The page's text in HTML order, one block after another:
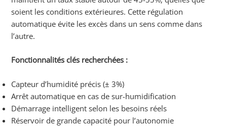
soient les conditions extérieures. Cette régulation
automatique évite les excès dans un sens comme dans
l’autre.
Fonctionnalités clés recherchées :
Capteur d’humidité précis (± 3%)
Arrêt automatique en cas de sur-humidification
Démarrage intelligent selon les besoins réels
Réservoir de grande capacité pour l’autonomie